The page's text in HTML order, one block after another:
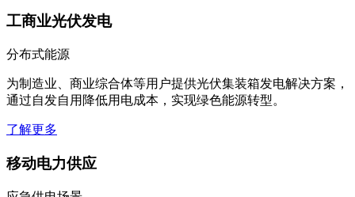
工商业光伏发电
分布式能源
为制造业、商业综合体等用户提供光伏集装箱发电解决方案，
通过自发自用降低用电成本，实现绿色能源转型。
了解更多
移动电力供应